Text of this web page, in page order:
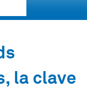
la clave